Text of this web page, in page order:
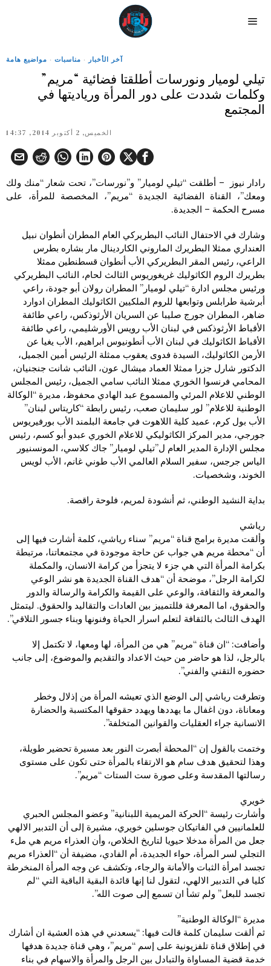
آخر الأخبار · مناسبات · مواضيع هامة
تيلي لوميار ونورسات أطلقتا فضائية “مريم”
وكلمات شددت على دور المرأة ورياديتها في
المجتمع
الخميس, 2 أكتوبر 2014, 14:37
رادار نيوز – أطلقت “تيلي لوميار” و”نورسات”، تحت شعار “منك ولك
ومعك”، القناة الفضائية الجديدة “مريم”، المخصصة للمرأة، على
مسرح الحكمة – الجديدة.
وشارك في الاحتفال النائب البطريركي العام المطران أنطوان نبيل
العنداري ممثلا البطريرك الماروني الكاردينال مار بشاره بطرس
الراعي، رئيس المقر البطريركي الأب أنطوان قسطنطين ممثلا
بطريرك الروم الكاثوليك غريغوريوس الثالث لحام، النائب البطريركي
ورئيس مجلس ادارة “تيلي لوميار” المطران رولان أبو جودة، راعي
أبرشية طرابلس وتوابعها للروم الملكيين الكاثوليك المطران ادوارد
ضاهر، المطران جورج صليبا عن السريان الأرثوذكس، راعي طائفة
الأقباط الأرثوذكس في لبنان الأب رويس الأورشليمي، راعي طائفة
الأقباط الكاثوليك في لبنان الأب أنطونيوس ابراهيم، الأب يغيا عن
الأرمن الكاثوليك، السيدة فدوى يعقوب ممثلة الرئيس أمين الجميل،
الدكتور شارل جزرا ممثلا العماد ميشال عون، النائب شانت جنجنيان،
المحامي فرنسوا الخوري ممثلا النائب سامي الجميل، رئيس المجلس
الوطني للاعلام المرئي والمسموع عبد الهادي محفوظ، مديرة “الوكالة
الوطنية للاعلام” لور سليمان صعب، رئيس رابطة “كاريتاس لبنان”
الأب بول كرم، عميد كلية اللاهوت في جامعة البلمند الأب بورفيريوس
جورجي، مدير المركز الكاثوليكي للاعلام الخوري عبدو أبو كسم، رئيس
مجلس الإدارة المدير العام ل”تيلي لوميار” جاك كلاسي، المونسنيور
الياس جرجس، سفير السلام العالمي الأب طوني غانم، الأب لويس
الخوند، وشخصيات.
بداية النشيد الوطني، ثم أنشودة لمريم، فلوحة راقصة.
رياشي
وألقت مديرة برامج قناة “مريم” سناء رياشي، كلمة أشارت فيها إلى
أن “محطة مريم هي جواب عن حاجة موجودة في مجتمعاتنا، مرتبطة
بكرامة المرأة التي هي جزء لا يتجزأ من كرامة الانسان، والمكملة
لكرامة الرجل”، موضحة أن “هدف القناة الجديدة هو نشر الوعي
والمعرفة والثقافة، والوعي على القيمة والكرامة والرسالة والدور
والحقوق، اما المعرفة فللتمييز بين العادات والتقاليد والحقوق. ليتمثل
الهدف الثالث بالثقافة لتعلم اسرار الحياة وفنونها وبناء جسور التلاقي”.
وأضافت: “ان قناة “مريم” هي من المرأة، لها ومعها، لا تكتمل إلا
بالرجل، لذا هو حاضر من حيث الاعداد والتقديم والموضوع، إلى جانب
حضوره التقني والفني”.
وتطرقت رياشي إلى الوضع الذي تعيشه المرأة من إذلال وخطر
ومعاناة، دون اغفال ما يهددها ويهدد حقوقها المكتسبة والحضارة
الانسانية جراء العقليات والقوانين المتخلفة”.
وختمت بالقول إن “المحطة أبصرت النور بعد مسيرة تحضير طويلة،
وهذا لتحقيق هدف سام هو الارتقاء بالمرأة حتى تكون على مستوى
رسالتها المقدسة وعلى صورة ست الستات “مريم”.
خويري
وأشارت رئيسة “الحركة المريمية اللبنانية” وعضو المجلس الحبري
للعلمانيين في الفاتيكان جوسلين خويري، مشيرة إلى أن التدبير الالهي
جعل من المرأة مدخلا حيويا لتاريخ الخلاص، وأن العذراء مريم هي ملء
التجلي لسر المرأة، حواء الجديدة، أم الفادي، مضيفة أن “العذراء مريم
تجسد امرأة الثبات والأمانة والرجاء، وتكشف عن وجه المرأة المنخرطة
كليا في التدبير الالهي، لتقول لنا إنها قائدة البقية الباقية التي “لم
تجسد للبعل” ولم تشأ ان تسمع إلى صوت الله”.
مديرة “الوكالة الوطنية”
ثم ألقت سليمان كلمة قالت فيها: “يسعدني في هذه العشية ان أشارك
في إطلاق قناة تلفزيونية على إسم “مريم”، وهي قناة جديدة هدفها
خدمة قضية المساواة والتبادل بين الرجل والمرأة والاسهام في بناء